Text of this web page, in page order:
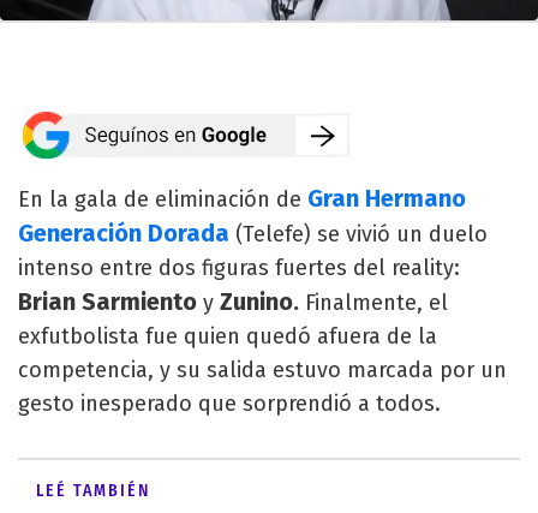
En la gala de eliminación de Gran Hermano
Generación Dorada (Telefe) se vivió un duelo
intenso entre dos figuras fuertes del reality:
Brian Sarmiento y Zunino. Finalmente, el
exfutbolista fue quien quedó afuera de la
competencia, y su salida estuvo marcada por un
gesto inesperado que sorprendió a todos.
LEÉ TAMBIÉN